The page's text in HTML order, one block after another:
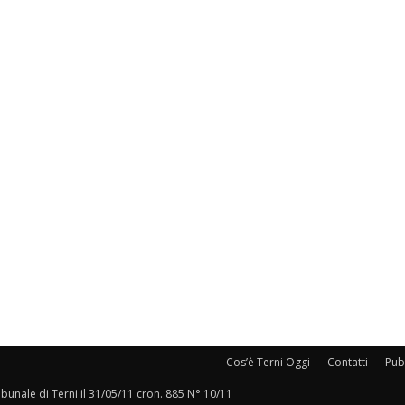
Cos’è Terni Oggi Contatti
di Terni il 31/05/11 cron. 885 N° 10/11